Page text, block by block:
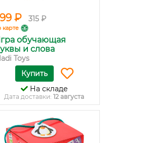
₽ 315 ₽
карте
обучающая
и слова
Toys
Купить
На складе
Дата доставки: 12 августа